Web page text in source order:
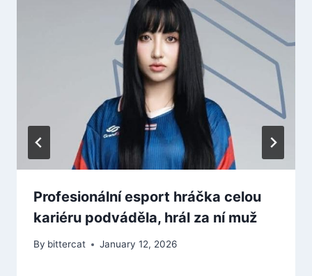
Profesionální esport hráčka celou
kariéru podváděla, hrál za ní muž
By bittercat January 12, 2026